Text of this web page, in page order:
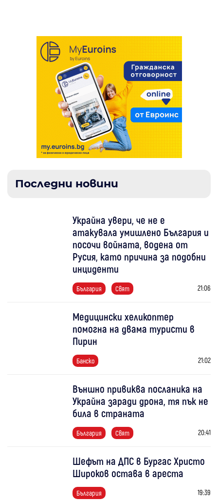
Последни новини
Украйна увери, че не е
атакувала умишлено България и
посочи войната, водена от
Русия, като причина за подобни
инциденти
България Свят 21:06
Медицински хеликоптер
помогна на двама туристи в
Пирин
Банско 21:02
Външно привиква посланика на
Украйна заради дрона, тя пък не
била в страната
България Свят 20:41
Шефът на ДПС в Бургас Христо
Широков остава в ареста
България 19:39